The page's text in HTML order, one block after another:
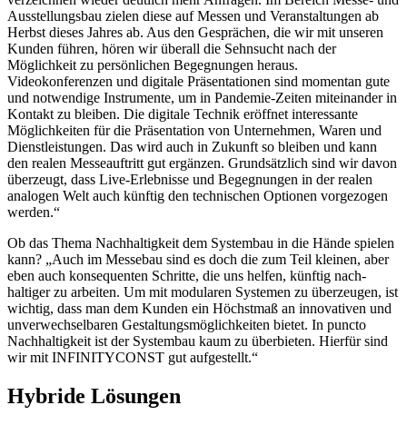
Ausstellungsbau zielen diese auf Messen und Veranstaltungen ab
Herbst dieses Jahres ab. Aus den Gesprächen, die wir mit unseren
Kunden führen, hören wir überall die Sehnsucht nach der
Möglichkeit zu persönlichen Begegnungen heraus.
Videokonferenzen und digitale Präsentationen sind momentan gute
und notwendige Instrumente, um in Pandemie-Zeiten miteinander in
Kontakt zu bleiben. Die digitale Technik eröffnet interessante
Möglichkeiten für die Präsentation von Unternehmen, Waren und
Dienstleistungen. Das wird auch in Zukunft so bleiben und kann
den realen Messeauftritt gut ergänzen. Grundsätzlich sind wir davon
überzeugt, dass Live-Erlebnisse und Begegnungen in der realen
analogen Welt auch künftig den technischen Optionen vorgezogen
werden.“
Ob das Thema Nachhaltigkeit dem Systembau in die Hände spielen
kann? „Auch im Messebau sind es doch die zum Teil ­kleinen, aber
eben auch konsequenten Schritte, die uns helfen, künftig nach­
haltiger zu arbeiten. Um mit modularen Systemen zu überzeugen, ist
wichtig, dass man dem Kunden ein Höchstmaß an innovativen und
unverwechselbaren Gestaltungsmöglichkeiten bietet. In puncto
Nachhaltigkeit ist der Systembau kaum zu überbieten. Hierfür sind
wir mit INFINITYCONST gut aufgestellt.“
Hybride Lösungen